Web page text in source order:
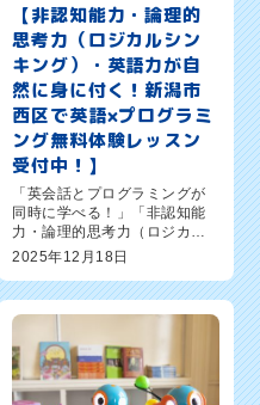
【非認知能力・論理的
思考力（ロジカルシン
キング）・英語力が自
然に身に付く！新潟市
西区で英語×プログラミ
ング無料体験レッスン
受付中！】
「英会話とプログラミングが
同時に学べる！」「非認知能
力・論理的思考力（ロジカル
シンキング）が身に付く！」
新潟市西区の英語×プログラミ
ング教室ワンダーコード新潟
験レッスン...
2025年12月18日